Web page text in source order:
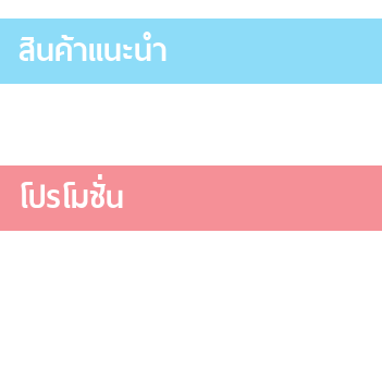
สินค้าแนะนำ
โปรโมชั่น